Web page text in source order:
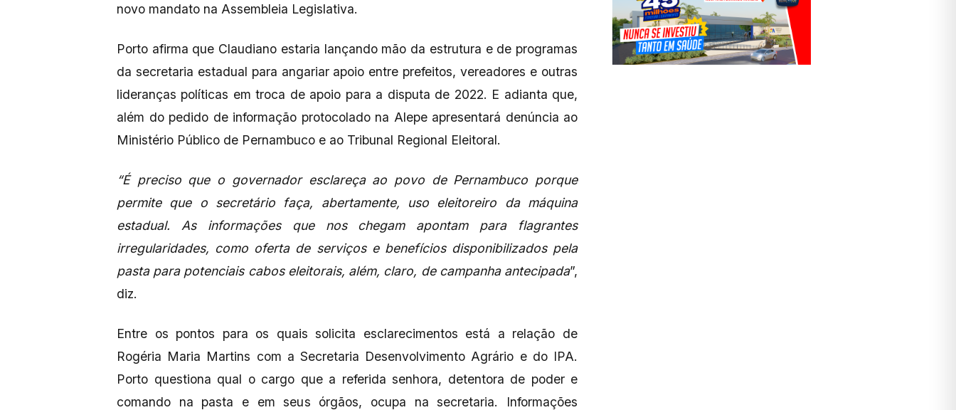
novo mandato na Assembleia Legislativa.
Porto afirma que Claudiano estaria lançando mão da estrutura e de programas
da secretaria estadual para angariar apoio entre prefeitos, vereadores e outras
lideranças políticas em troca de apoio para a disputa de 2022. E adianta que,
além do pedido de informação protocolado na Alepe apresentará denúncia ao
Ministério Público de Pernambuco e ao Tribunal Regional Eleitoral.
“É preciso que o governador esclareça ao povo de Pernambuco porque
permite que o secretário faça, abertamente, uso eleitoreiro da máquina
estadual. As informações que nos chegam apontam para flagrantes
irregularidades, como oferta de serviços e benefícios disponibilizados pela
pasta para potenciais cabos eleitorais, além, claro, de campanha antecipada”,
diz.
Entre os pontos para os quais solicita esclarecimentos está a relação de
Rogéria Maria Martins com a Secretaria Desenvolvimento Agrário e do IPA.
Porto questiona qual o cargo que a referida senhora, detentora de poder e
comando na pasta e em seus órgãos, ocupa na secretaria. Informações